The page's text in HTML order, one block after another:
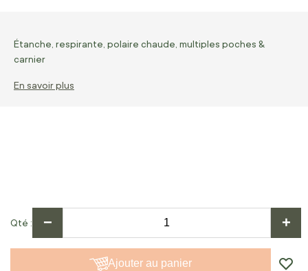
Étanche, respirante, polaire chaude, multiples poches &
carnier
En savoir plus
Qté − +
Ajouter au panier